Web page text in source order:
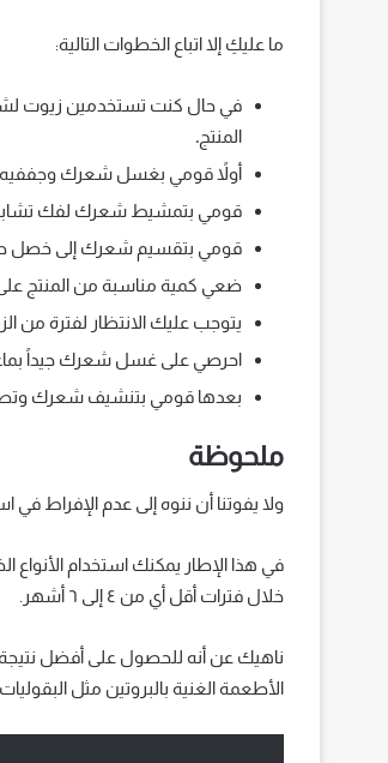
ما عليكِ إلا اتباع الخطوات التالية:
في حال كنت تستخدمين زيوت
المنتج.
أولاً قومي بغسل شعرك وجففيه
قومي بتمشيط شعرك لفك
قومي بتقسيم شعرك إلى خصل
ضعي كمية مناسبة من المنتج
يتوجب عليك الانتظار لفترة من الزمن تتراوح بين ٤٠ إلى 60
احرصي على غسل شعرك جيداً بماء
بعدها قومي بتنشيف شعرك
ملحوظة
ولا يفوتنا أن ننوه إلى عدم الإفراط في
في هذا الإطار يمكنك استخدام الأنواع
خلال فترات أقل أي من ٤ إلى ٦ أشهر.
ناهيك عن أنه للحصول على أفضل
الأطعمة الغنية بالبروتين مثل